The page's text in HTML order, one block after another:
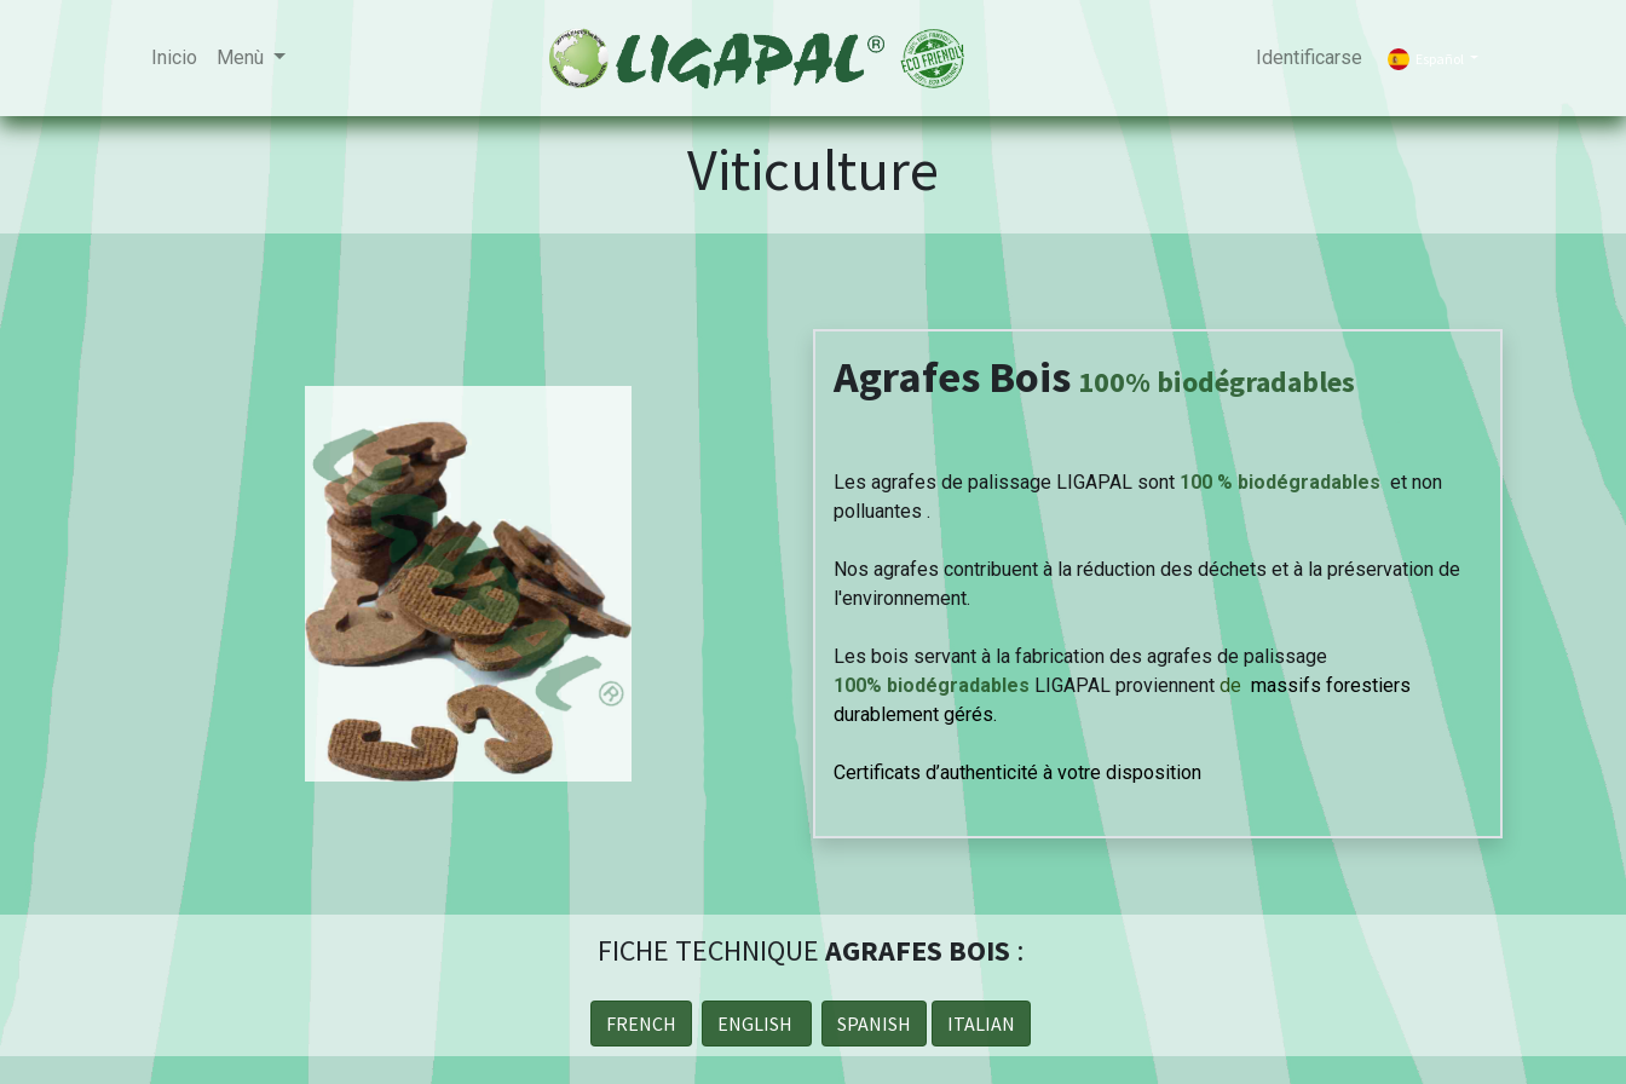
Inicio Menù Identificarse
Viticulture
Agrafes Bois 100% biodégradables
Les agrafes de palissage LIGAPAL sont 100 % biodégradables et non
polluantes .
Nos agrafes contribuent à la réduction des déchets et à la préservation de
l'environnement.
Les bois servant à la fabrication des agrafes de palissage
100% biodégradables LIGAPAL proviennent de massifs forestiers
durablement gérés.
Certificats d’authenticité à votre disposition
FICHE TECHNIQUEAGRAFES BOIS :
FRENCH ENGLISH SPANISH ITALIAN